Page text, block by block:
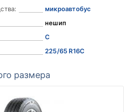
микроавтобус
нешип
C
225/65 R16C
размера